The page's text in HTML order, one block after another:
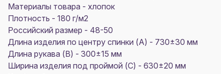
Материалы товара - хлопок
Плотность - 180 г/м2
Российский размер - 48-50
Длина изделия по центру спинки (A) - 730±30 мм
Длина рукава (B) - 300±15 мм
Ширина изделия под проймой (С) - 630±20 мм